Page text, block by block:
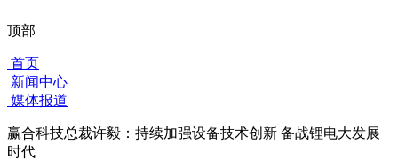
顶部
首页
新闻中心
媒体报道
赢合科技总裁许毅：持续加强设备技术创新 备战锂电大发展
时代